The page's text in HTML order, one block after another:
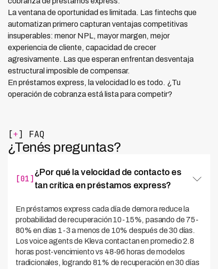
La ventana de oportunidad es limitada. Las fintechs que
automatizan primero capturan ventajas competitivas
insuperables: menor NPL, mayor margen, mejor
experiencia de cliente, capacidad de crecer
agresivamente. Las que esperan enfrentan desventaja
estructural imposible de compensar.
En préstamos express, la velocidad lo es todo. ¿Tu
operación de cobranza está lista para competir?
[+] FAQ
¿Tenés preguntas?
[01]
¿Por qué la velocidad de contacto es
tan crítica en préstamos express?
En préstamos express cada día de demora reduce la
probabilidad de recuperación 10-15%, pasando de 75-
80% en días 1-3 a menos de 10% después de 30 días.
Los voice agents de Kleva contactan en promedio 2.8
horas post-vencimiento vs 48-96 horas de modelos
tradicionales, logrando 81% de recuperación en 30 días